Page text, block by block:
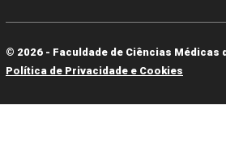
© 2026 - Faculdade de Ciências
Política de Privacidade e Cookies